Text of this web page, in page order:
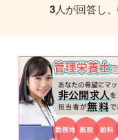
3人が回答し、